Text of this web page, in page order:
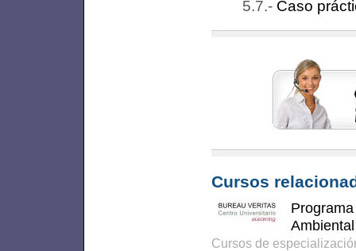
Caso
Cursos
Ambiental
Cursos de